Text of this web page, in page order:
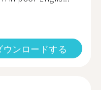
ンロードする